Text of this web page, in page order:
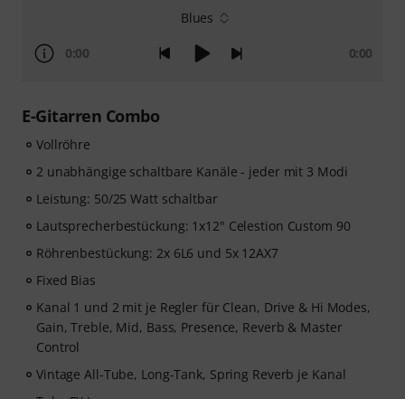
Blues
0:00 0:00
E-Gitarren Combo
Vollröhre
2 unabhängige schaltbare Kanäle - jeder mit 3 Modi
Leistung: 50/25 Watt schaltbar
Lautsprecherbestückung: 1x12" Celestion Custom 90
Röhrenbestückung: 2x 6L6 und 5x 12AX7
Fixed Bias
Kanal 1 und 2 mit je Regler für Clean, Drive & Hi Modes,
Gain, Treble, Mid, Bass, Presence, Reverb & Master
Control
Vintage All-Tube, Long-Tank, Spring Reverb je Kanal